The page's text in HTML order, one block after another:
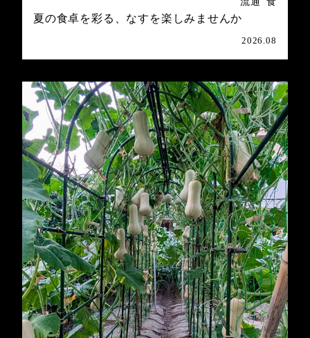
夏の食卓を彩る、なすを楽しみませんか
2026.08